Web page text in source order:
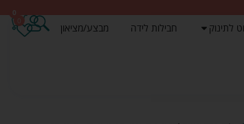
לתינוק חבילות לידה מבצע/מציאון
0